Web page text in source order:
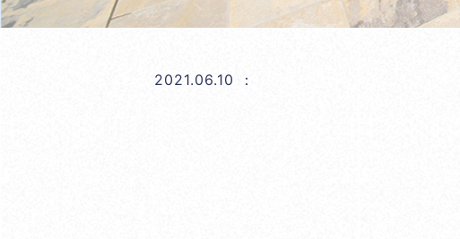
2021.06.10 ：